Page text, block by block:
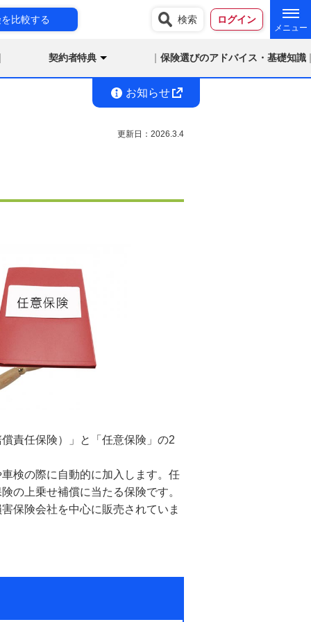
比較する 検索 ログイン
契約者特典 保険選びのアドバイス・基礎知識
お知らせ
更新日： 2026.3.4
責任保険）」と「任意保険」の2
検の際に自動的に加入します。任
の上乗せ補償に当たる保険です。
保険会社を中心に販売されていま